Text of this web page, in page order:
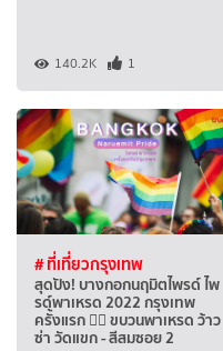
140.2K 1
# ที่เที่ยวกรุงเทพ
สุดปัง! บางกอกนฤมิตไพรด์ ไพ
รด์พาเหรด 2022 กรุงเทพ
ครั้งแรก 🏳️‍🌈 ขบวนพาเหรด ว้าว
ซ่า วัดแขก - สีสมซอย 2